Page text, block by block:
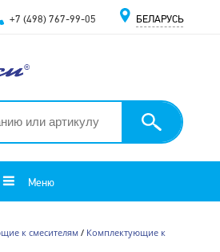
+7 (498) 767-99-05 БЕЛАРУСЬ
Меню
к смесителям/ Комплектующие к